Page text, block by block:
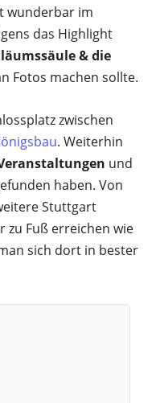
wunderbar im
das Highlight
& die
Fotos machen sollte.
zwischen
. Weiterhin
und
haben. Von
Stuttgart
zu Fuß erreichen wie
sich dort in bester